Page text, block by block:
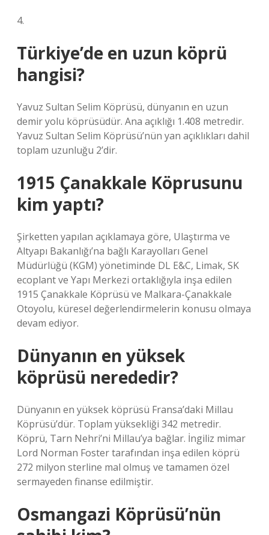
4.
Türkiye’de en uzun köprü
hangisi?
Yavuz Sultan Selim Köprüsü, dünyanın en uzun
demir yolu köprüsüdür. Ana açıklığı 1.408 metredir.
Yavuz Sultan Selim Köprüsü’nün yan açıklıkları dahil
toplam uzunluğu 2’dir.
1915 Çanakkale Köprusunu
kim yaptı?
Şirketten yapılan açıklamaya göre, Ulaştırma ve
Altyapı Bakanlığı’na bağlı Karayolları Genel
Müdürlüğü (KGM) yönetiminde DL E&C, Limak, SK
ecoplant ve Yapı Merkezi ortaklığıyla inşa edilen
1915 Çanakkale Köprüsü ve Malkara-Çanakkale
Otoyolu, küresel değerlendirmelerin konusu olmaya
devam ediyor.
Dünyanın en yüksek
köprüsü nerededir?
Dünyanın en yüksek köprüsü Fransa’daki Millau
Köprüsü’dür. Toplam yüksekliği 342 metredir.
Köprü, Tarn Nehri’ni Millau’ya bağlar. İngiliz mimar
Lord Norman Foster tarafından inşa edilen köprü
272 milyon sterline mal olmuş ve tamamen özel
sermayeden finanse edilmiştir.
Osmangazi Köprüsü’nün